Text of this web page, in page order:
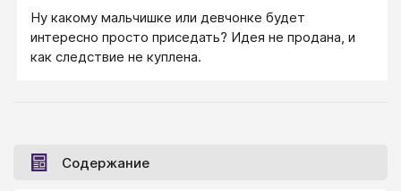
по утрам делать.
Ну какому мальчишке или девчонке будет
интересно просто приседать? Идея не продана, и
как следствие не куплена.
Содержание